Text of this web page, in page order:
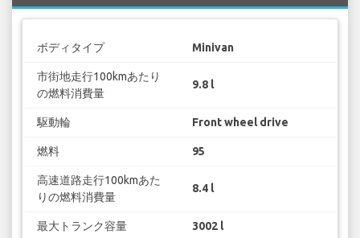
ボディタイプ Minivan
市街地走行100kmあたり
の燃料消費量
9.8 l
駆動輪 Front wheel drive
燃料 95
高速道路走行100kmあた
りの燃料消費量
8.4 l
最大トランク容量 3002 l